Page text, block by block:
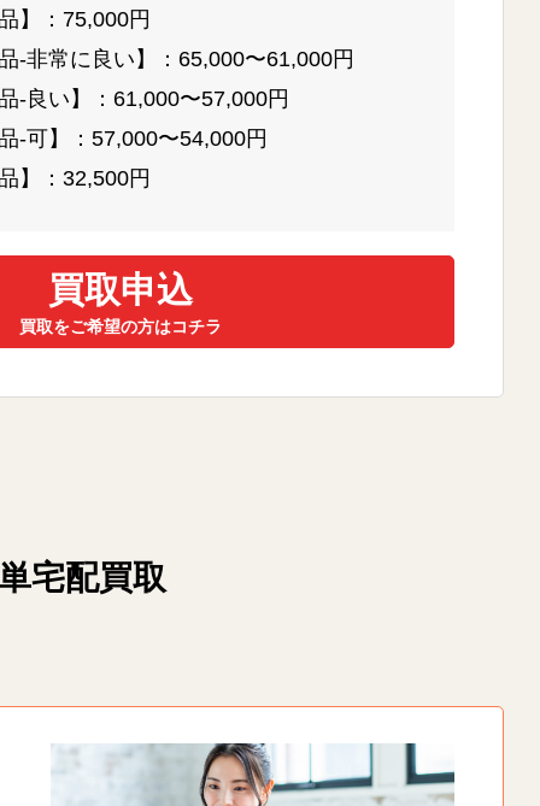
】：75,000円
-非常に良い】：65,000〜61,000円
-良い】：61,000〜57,000円
-可】：57,000〜54,000円
】：32,500円
買取申込
買取をご希望の方はコチラ
宅配買取